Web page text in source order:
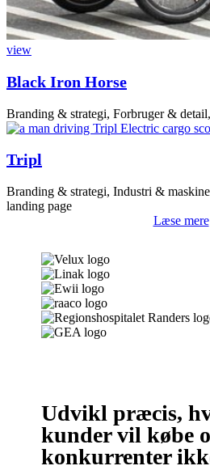
view
Black Iron Horse
Branding & strategi, Forbruger &
Tripl
Branding & strategi, Industri &
landing page
Læse mere
Udvikl præcis,
kunder vil købe
konkurrenter